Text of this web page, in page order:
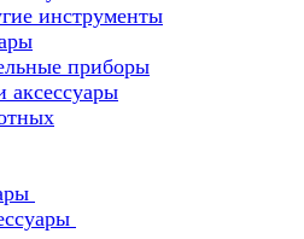
инструменты
приборы
аксессуары